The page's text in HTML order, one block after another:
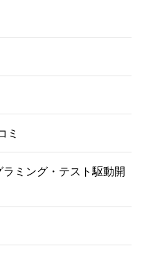
ミ
ミング・テスト駆動開